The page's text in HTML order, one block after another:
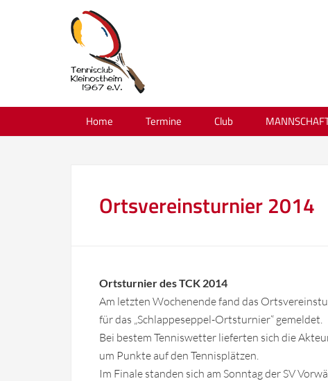
Home Termine Club
Ortsvereinsturnier 2014
Ortsturnier des TCK 2014
Am letzten Wochenende fand das
für das „Schlappeseppel-Ortsturnier“ gemeldet.
Bei bestem Tenniswetter lieferten sich die
um Punkte auf den Tennisplätzen.
Im Finale standen sich am Sonntag der SV